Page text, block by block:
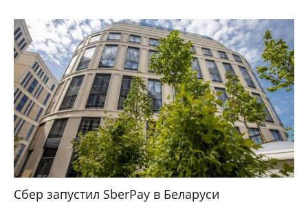
Сбер запустил SberPay в Беларуси